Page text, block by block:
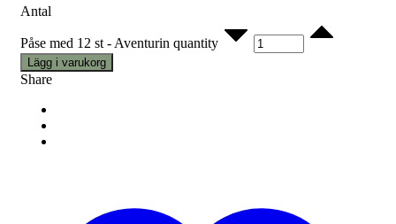
Antal
Påse med 12 st - Aventurin quantity
Lägg i varukorg
Share